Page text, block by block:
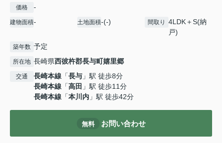
価格 -
建物面積- 土地面積-(-) 間取り
4LDK＋S(納
戸)
築年数 予定
所在地 長崎県西彼杵郡長与町嬉里郷
交通 長崎本線 「長与 」駅 徒歩8分
長崎本線 「高田 」駅 徒歩11分
長崎本線 「本川内 」駅 徒歩42分
無料 お問い合わせ